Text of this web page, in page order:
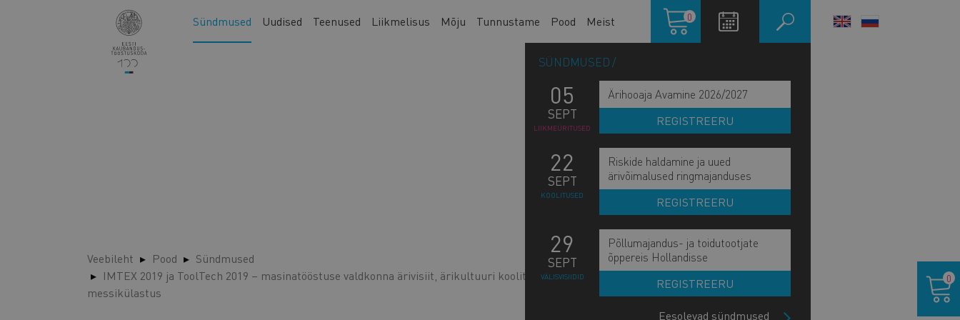
Main
navigation
Sündmused Uudised Teenused Liikmelisus Mõju Tunnustame Pood Meist
Ostukorv
0
SÜNDMUSED
05
SEPT
LIIKMEÜRITUSED
Ärihooaja Avamine 2026/2027
REGISTREERU
22
SEPT
KOOLITUSED
Riskide haldamine ja uued
ärivõimalused ringmajanduses
REGISTREERU
29
SEPT
VÄLISVISIIDID
Põllumajandus- ja toidutootjate
õppereis Hollandisse
REGISTREERU
Eesolevad sündmused
LANGUAGE
Veebileht Pood
Sündmused
IMTEX 2019 ja ToolTech 2019 – masinatööstuse valdkonna ärivisiit, ärikultuuri koolitus ja
messikülastus
0
LIITU UUDISKIRJAGA